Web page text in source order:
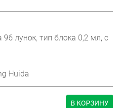
лунок, тип блока 0,2 мл, с
Huida
В КОРЗИНУ